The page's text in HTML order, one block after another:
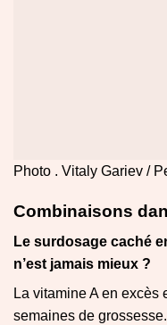
Photo . Vitaly Gariev /
Combinaisons
Le surdosage caché
n’est jamais mieux ?
La vitamine A en excès
semaines de